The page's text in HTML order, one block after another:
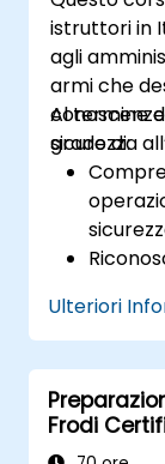
istruttori in
agli
armi che
sicurezza
Al termine
grado di:
legati
Ulteriori
Frodi